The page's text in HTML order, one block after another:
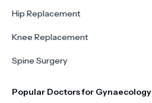
Hip Replacement
Knee Replacement
Spine Surgery
Popular Doctors for Gynaecology